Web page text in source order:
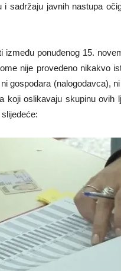
i sadržaju javnih nastupa
između ponuđenog 15.
nije provedeno nikakvo
gospodara (nalogodavca),
koji oslikavaju skupinu